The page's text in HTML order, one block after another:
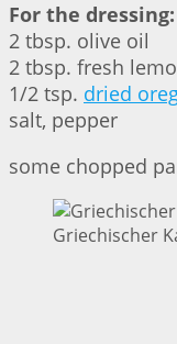
For the dressing:
2 tbsp. olive oil
2 tbsp. fresh
1/2 tsp. dried
salt, pepper
some chopped
Griechischer